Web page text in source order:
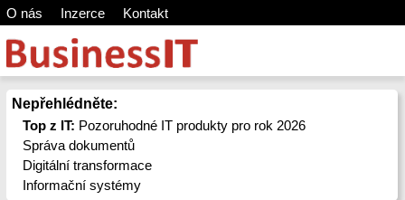
O nás Inzerce Kontakt
Nepřehlédněte:
Top z IT: Pozoruhodné IT produkty pro rok 2026
Správa dokumentů
Digitální transformace
Informační systémy